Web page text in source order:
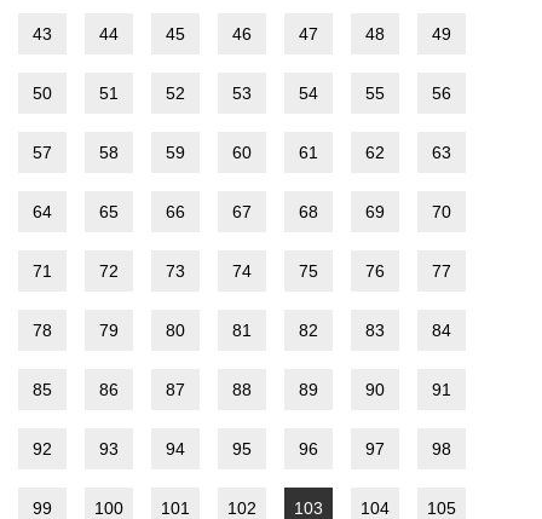
43 44 45 46 47 48 49
50 51 52 53 54 55 56
57 58 59 60 61 62 63
64 65 66 67 68 69 70
71 72 73 74 75 76 77
78 79 80 81 82 83 84
85 86 87 88 89 90 91
92 93 94 95 96 97 98
99 100 101 102 103 104 105